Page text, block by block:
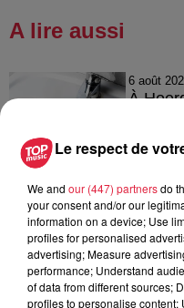
A lire aussi
6 août
À
6 août
Tags
Le respect de
We and our (447) partnersdo
your consent and/or our
information on a device; Use
profiles for personalised
advertising; Measure
performance; Understand
of data from different sources;
profiles to personalise